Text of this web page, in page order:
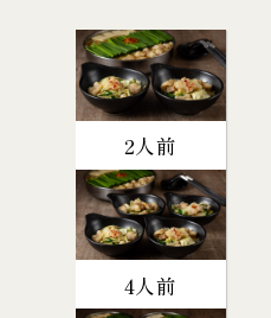
2人前
4人前